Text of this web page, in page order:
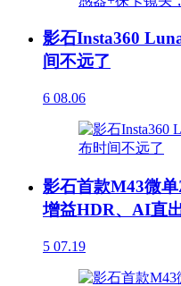
影石Insta360
间不远了
6 08.06
影石首款M43微
增益HDR、AI直
5 07.19